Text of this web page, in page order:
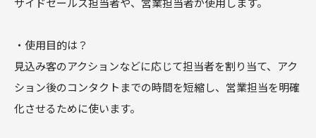
・使用目的は？
見込み客のアクションなどに応じて担当者を割り当て、アク
ション後のコンタクトまでの時間を短縮し、営業担当を明確
化させるために使います。